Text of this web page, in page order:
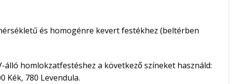
és homogénre kevert festékhez (beltérben
homlokzatfestéshez a következő színeket használd:
Kék, 780 Levendula.